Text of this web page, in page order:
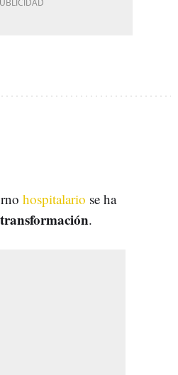
hospitalario se ha
.